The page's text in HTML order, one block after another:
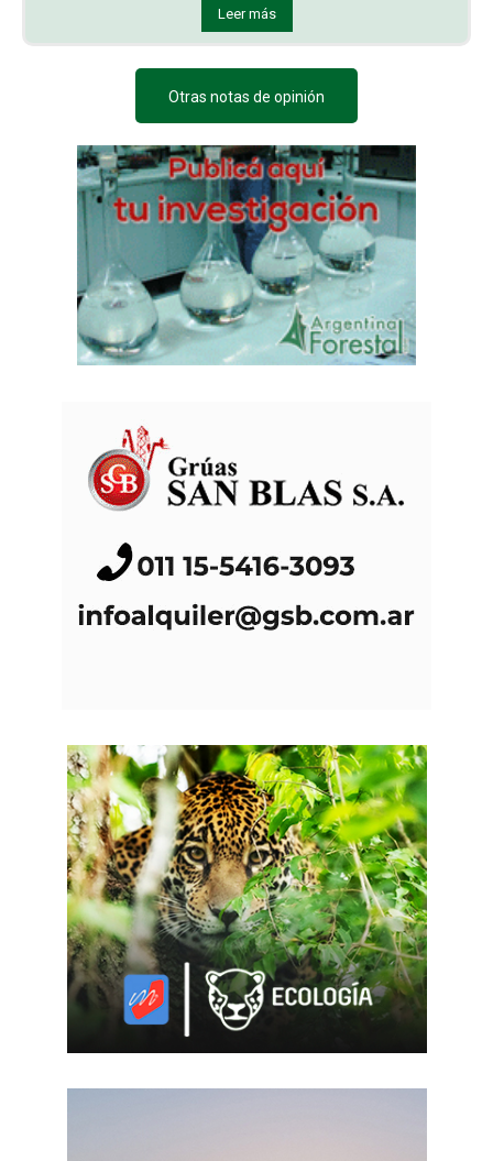
Leer más
Otras notas de opinión